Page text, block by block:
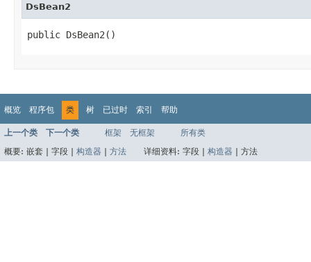
DsBean2
public DsBean2()
概览 程序包 类 树 已过时 索引 帮助
上一个类 下一个类 框架 无框架
所有类
概要: 嵌套 | 字段 | 构造器 方法 详细资料: 字段 | 构造器 方法